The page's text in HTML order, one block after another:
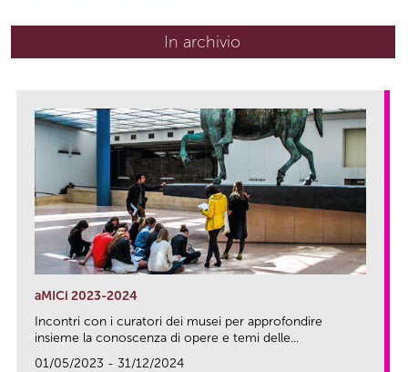
In archivio
aMICi 2023-2024
Incontri con i curatori dei musei per approfondire
insieme la conoscenza di opere e temi delle...
01/05/2023 - 31/12/2024